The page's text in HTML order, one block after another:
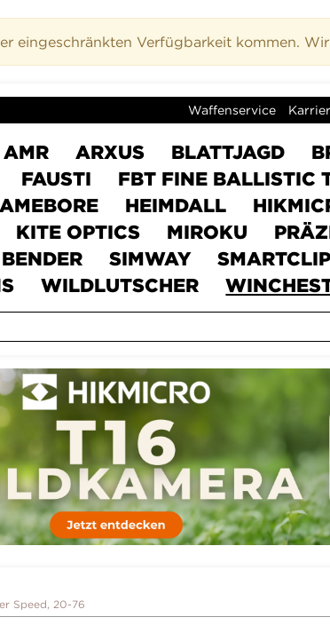
eingeschränkten Verfügbarkeit kommen.
Waffenservice
AMR ARXUS BLATTJAGD
FAUSTI FBT FINE BALLISTIC
HEIMDALL
KITE OPTICS MIROKU
SIMWAY SMARTCLIP
WILDLUTSCHER
Speed, 20-76